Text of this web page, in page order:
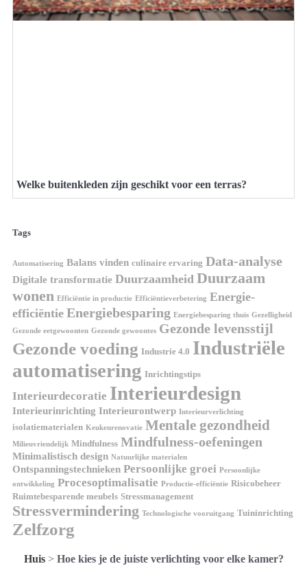
Welke buitenkleden zijn geschikt voor een terras?
Tags
Automatisering Balans vinden culinaire ervaring Data-analyse
Digitale transformatie Duurzaamheid Duurzaam
wonen Efficiëntie in productie Efficiëntieverbetering Energie-
efficiëntie Energiebesparing Energiebesparing thuis Gezelligheid
Gezonde eetgewoonten Gezonde gewoontes Gezonde levensstijl
Gezonde voeding Industrie 4.0 Industriële
automatisering Inrichtingstips
Interieurdecoratie Interieurdesign
Interieurinrichting Interieurontwerp Interieurverlichting
isolatiematerialen Keukenrenovatie Mentale gezondheid
Milieuvriendelijk Mindfulness Mindfulness-oefeningen
Minimalistisch design Natuurlijke materialen
Ontspanningstechnieken Persoonlijke groei Persoonlijke
ontwikkeling Procesoptimalisatie Productie-efficiëntie Risicobeheer
Ruimtebesparende meubels Stressmanagement
Stressvermindering Technologische vooruitgang Tuininrichting
Zelfzorg
Huis> Hoe kies je de juiste verlichting voor elke kamer?